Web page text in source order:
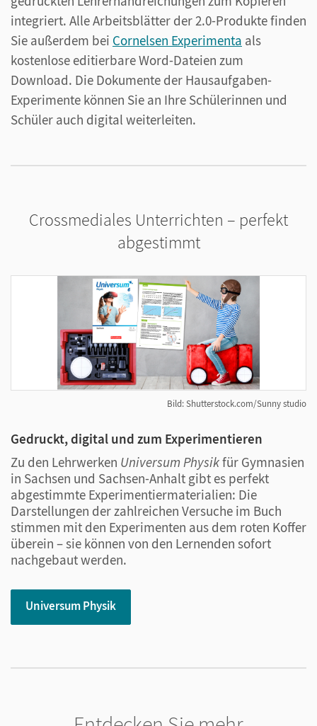
integriert. Alle Arbeitsblätter der 2.0-Produkte finden
Sie außerdem bei Cornelsen Experimenta als
kostenlose editierbare Word-Dateien zum
Download. Die Dokumente der Hausaufgaben-
Experimente können Sie an Ihre Schülerinnen und
Schüler auch digital weiterleiten.
Crossmediales Unterrichten – perfekt
abgestimmt
Bild: Shutterstock.com/Sunny studio
Gedruckt, digital und zum Experimentieren
Zu den Lehrwerken Universum Physikfür Gymnasien
in Sachsen und Sachsen-Anhalt gibt es perfekt
abgestimmte Experimentiermaterialien: Die
Darstellungen der zahlreichen Versuche im Buch
stimmen mit den Experimenten aus dem roten Koffer
überein – sie können von den Lernenden sofort
nachgebaut werden.
Universum Physik